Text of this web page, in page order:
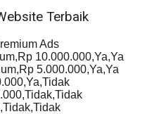
Terbaik
Ads
10.000.000,Ya,Ya
5.000.000,Ya,Ya